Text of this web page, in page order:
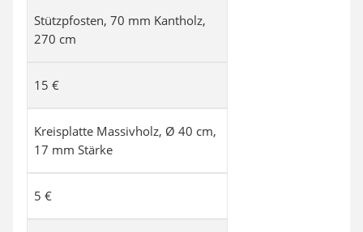
Stützpfosten, 70 mm Kantholz,
270 cm
15 €
Kreisplatte Massivholz, Ø 40 cm,
17 mm Stärke
5 €